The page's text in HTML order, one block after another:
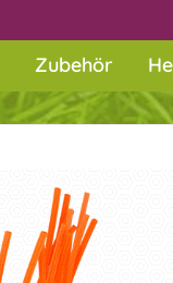
Zubehör